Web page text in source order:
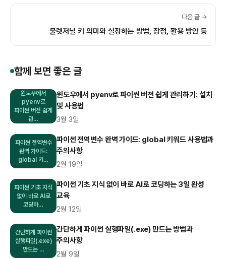
다음 글 →
불렛저널 키 의미와 설정하는 방법, 장점, 활용 방안 등
함께 보면 좋은 글
윈도우에서
pyenv로
파이썬 버전 쉽게
관…
윈도우에서 pyenv로 파이썬 버전 쉽게 관리하기: 설치
및 사용법
3월 3일
파이썬 전역변수
완벽 가이드:
global 키…
파이썬 전역변수 완벽 가이드: global 키워드 사용법과
주의사항
2월 19일
파이썬 기초 지식
없이 바로 AI로
코딩하…
파이썬 기초 지식 없이 바로 AI로 코딩하는 3일 완성
교육
2월 12일
간단하게 파이썬
실행파일(.exe)
만드는 …
간단하게 파이썬 실행파일(.exe) 만드는 방법과
주의사항
2월 9일